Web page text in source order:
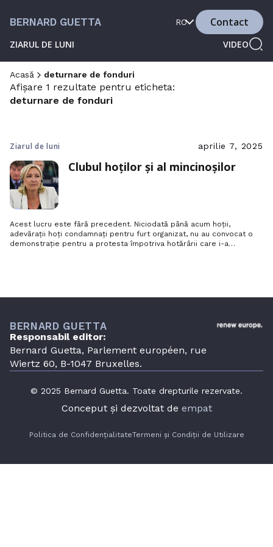
BERNARD GUETTA
ZIARUL DE LUNI VIDEO
RO Contact
Acasă deturnare de fonduri
Afișare 1 rezultate pentru eticheta:
deturnare de fonduri
Ziarul de luni aprilie 7, 2025
Clubul hoților și al mincinoșilor
Acest lucru este fără precedent. Niciodată până acum hoții,
adevărații hoți condamnați pentru furt organizat, nu au convocat o
demonstrație pentru a protesta împotriva hotărârii care i-a
BERNARD GUETTA
Responsabil editor:
Bernard Guetta, Parlement européen, rue
Wiertz 60, B-1047 Bruxelles.
© 2025 Bernard Guetta. Toate drepturile rezervate.
Conceput și dezvoltat de empat
Politica de ConfidențialitateTermeni și Condiții de Utilizare